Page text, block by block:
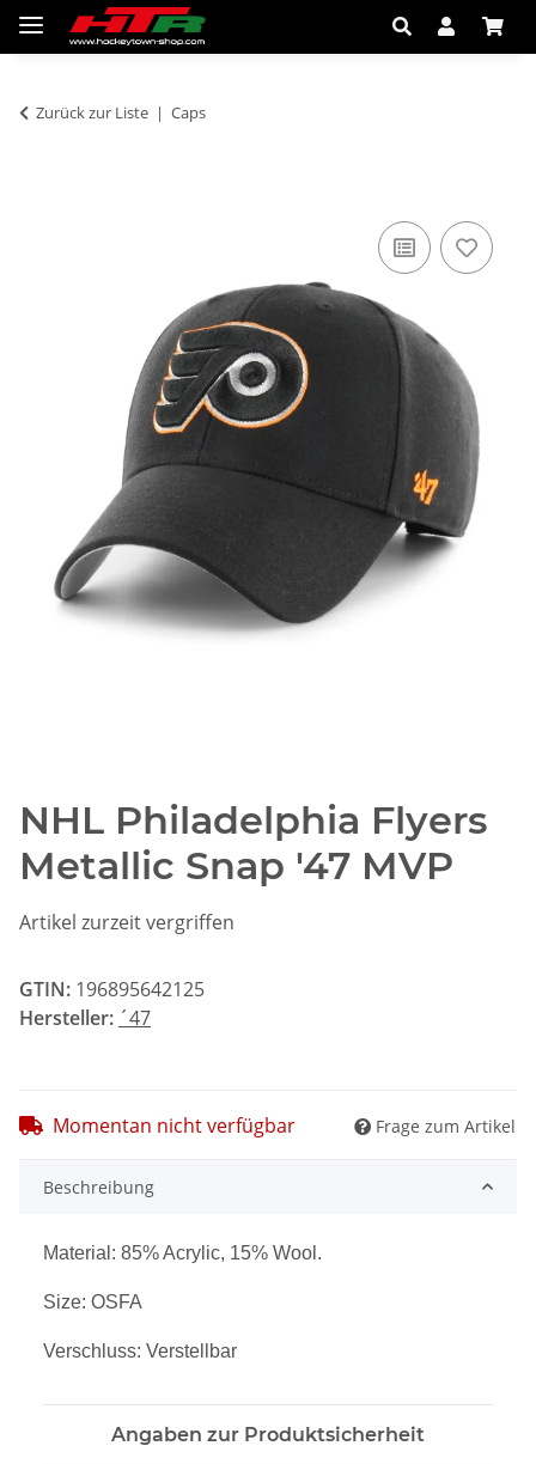
Zurück zur Liste Caps
NHL Philadelphia Flyers
Metallic Snap '47 MVP
Artikel zurzeit vergriffen
GTIN: 196895642125
Hersteller: ´47
Momentan nicht verfügbar Frage zum Artikel
Beschreibung
Material: 85% Acrylic, 15% Wool.
Size: OSFA
Verschluss: Verstellbar
Angaben zur Produktsicherheit